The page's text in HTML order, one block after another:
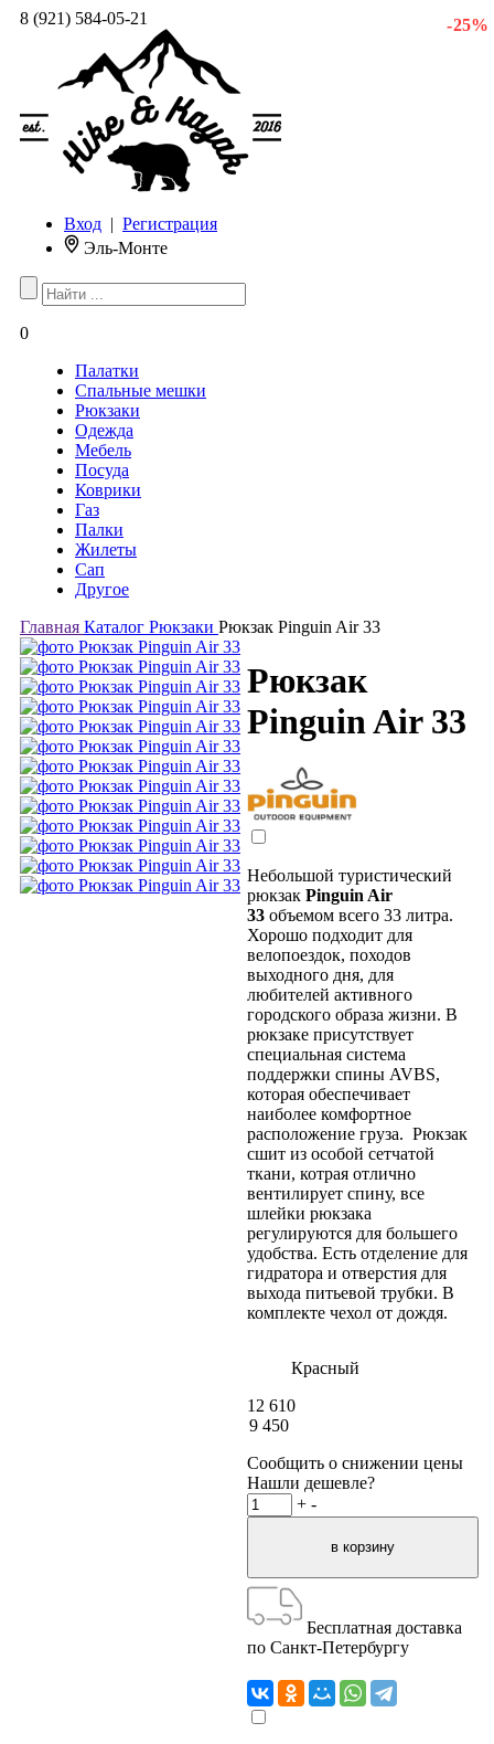
8 (921) 584-05-21
Вход | Регистрация
Эль-Монте
0
Палатки
Спальные мешки
Рюкзаки
Одежда
Мебель
Посуда
Коврики
Газ
Палки
Жилеты
Сап
Другое
Главная Каталог Рюкзаки Рюкзак Pinguin Air 33
- 25 %
Рюкзак
Pinguin Air 33
Небольшой туристический
рюкзак Pinguin Air
33 объемом всего 33 литра.
Хорошо подходит для
велопоездок, походов
выходного дня, для
любителей активного
городского образа жизни. В
рюкзаке присутствует
специальная система
поддержки спины AVBS,
которая обеспечивает
наиболее комфортное
расположение груза. Рюкзак
сшит из особой сетчатой
ткани, котрая отлично
вентилирует спину, все
шлейки рюкзака
регулируются для большего
удобства. Есть отделение для
гидратора и отверстия для
выхода питьевой трубки. В
комплекте чехол от дождя.
Красный
12 610
9 450
Сообщить о снижении цены
Нашли дешевле?
+ -
Бесплатная доставка
по Санкт-Петербургу